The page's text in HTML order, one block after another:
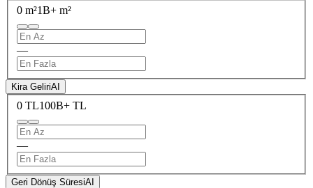
0 m²1B+ m²
—
Kira GeliriAI
0 TL100B+ TL
—
Geri Dönüş SüresiAI